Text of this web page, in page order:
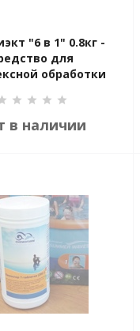
"6 в 1" 0.8кг -
для
обработки
в наличии